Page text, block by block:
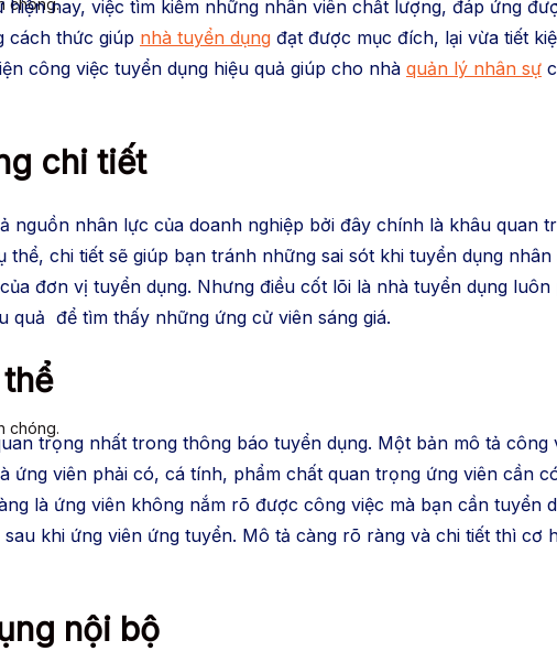
chóng.
chóng.
nay, việc tìm kiếm những nhân viên chất lượng, đáp ứng
cách thức giúp nhà tuyển dụng đạt được mục đích, lại vừa tiết
công việc tuyển dụng hiệu quả giúp cho nhà quản lý nhân sự
chi tiết
nguồn nhân lực của doanh nghiệp bởi đây chính là khâu quan
chi tiết sẽ giúp bạn tránh những sai sót khi tuyển dụng
đơn vị tuyển dụng. Nhưng điều cốt lõi là nhà tuyển dụng
quả để tìm thấy những ứng cử viên sáng giá.
trọng nhất trong thông báo tuyển dụng. Một bản mô tả
ứng viên phải có, cá tính, phẩm chất quan trọng ứng viên cần
là ứng viên không nắm rõ được công việc mà bạn cần tuyển
khi ứng viên ứng tuyển. Mô tả càng rõ ràng và chi tiết thì cơ
nội bộ